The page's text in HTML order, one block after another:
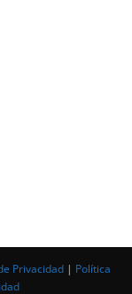
Privacidad | Política